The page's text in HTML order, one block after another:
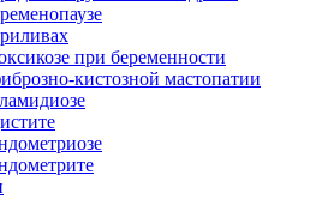
при беременности
кистозной мастопатии